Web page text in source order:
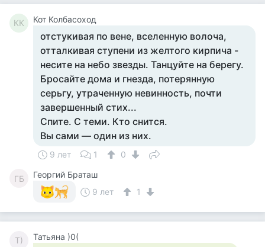
КК Кот Колбасоход
отстукивая по вене, вселенную волоча,
отталкивая ступени из желтого кирпича -
несите на небо звезды. Танцуйте на берегу.
Бросайте дома и гнезда, потерянную
серьгу, утраченную невинность, почти
завершенный стих...
Спите. С теми. Кто снится.
Вы сами — один из них.
9 лет 1 0
ГБ
Георгий Браташ
9 лет
1
Т) Татьяна )0(